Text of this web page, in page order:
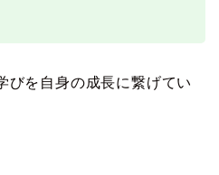
びを自身の成長に繋げてい